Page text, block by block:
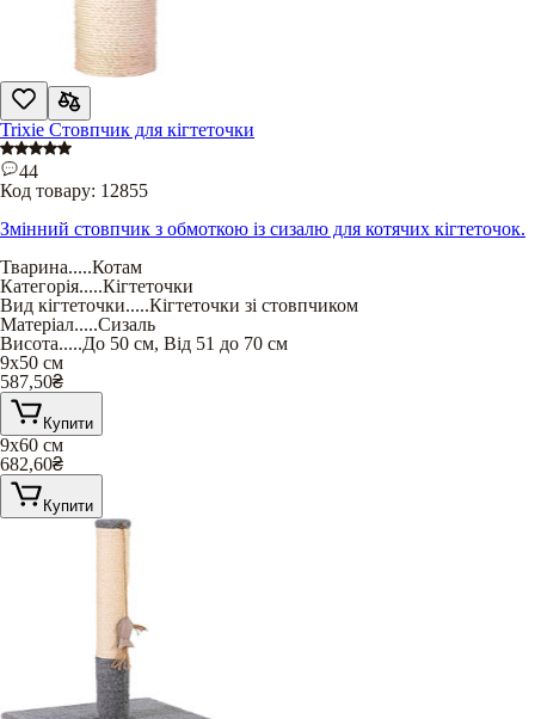
Trixie Стовпчик для кігтеточки
44
Код товару: 12855
Змінний стовпчик з обмоткою із сизалю для котячих кігтеточок.
Тварина.....Котам
Категорія.....Кігтеточки
Вид кігтеточки.....Кігтеточки зі стовпчиком
Матеріал.....Сизаль
Висота.....До 50 см, Від 51 до 70 см
9х50 см
587,50₴
Купити
9х60 см
682,60₴
Купити